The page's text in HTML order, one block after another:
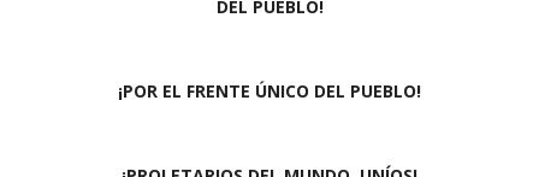
DEL PUEBLO!
¡POR EL FRENTE ÚNICO DEL PUEBLO!